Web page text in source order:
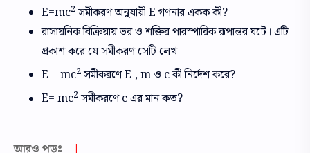
E=mc2সমীকরণ অনুযায়ী E গণনার একক কী?
রাসায়নিক বিক্রিয়ায় ভর ও শক্তির পারস্পারিক রূপান্তর ঘটে। এটি
প্রকাশ করে যে সমীকরণ সেটি লেখ।
E = mc2সমীকরণে E , m ও c কী নির্দেশ করে?
E= mc2সমীকরণে c এর মান কত?
আরও পড়ঃ
|